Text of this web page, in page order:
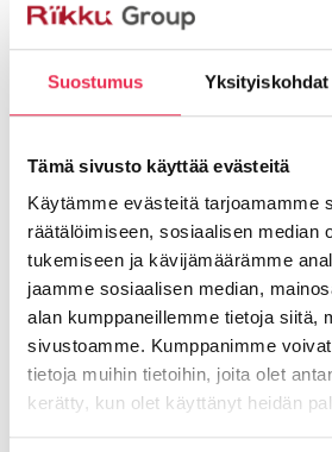
Suostumus Yksityiskohdat
Tämä sivusto käyttää evästeitä
Käytämme evästeitä tarjoamamme
räätälöimiseen, sosiaalisen median
tukemiseen ja kävijämäärämme
jaamme sosiaalisen median,
alan kumppaneillemme tietoja siitä,
sivustoamme. Kumppanimme
tietoja muihin tietoihin, joita olet
kerätty, kun olet käyttänyt heidän
Riikku
käyttö- ja huolto-
Instruktioner för
användning och
underhåll av
terrassinglasning:
Läddä här
Terrace glazing use
and care instructions: